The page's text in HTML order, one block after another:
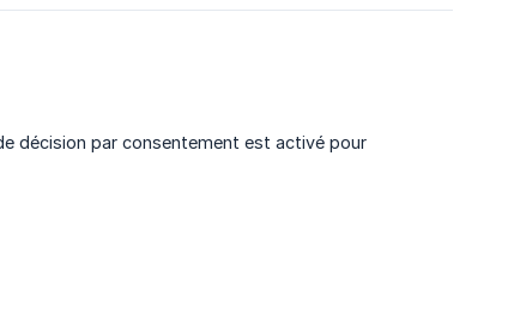
décision par consentement est activé pour